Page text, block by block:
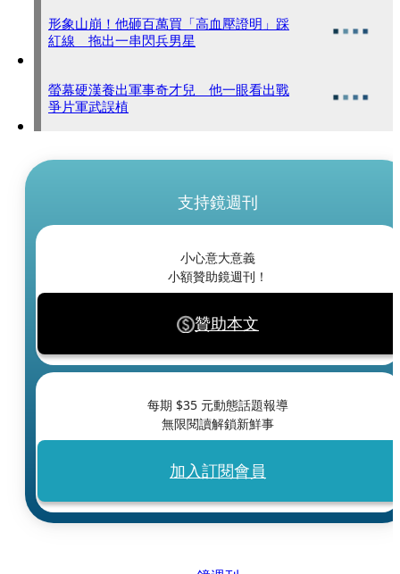
形象山崩！他砸百萬買「高血壓證明」踩
紅線 拖出一串閃兵男星
螢幕硬漢養出軍事奇才兒 他一眼看出戰
爭片軍武誤植
支持鏡週刊
小心意大意義
小額贊助鏡週刊！
贊助本文
每期 $35 元動態話題報導
無限閱讀解鎖新鮮事
加入訂閱會員